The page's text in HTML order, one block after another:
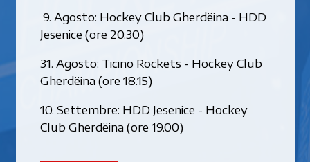
9. Agosto: Hockey Club Gherdëina - HDD
Jesenice (ore 20.30)
31. Agosto: Ticino Rockets - Hockey Club
Gherdëina (ore 18.15)
10. Settembre: HDD Jesenice - Hockey
Club Gherdëina (ore 19.00)